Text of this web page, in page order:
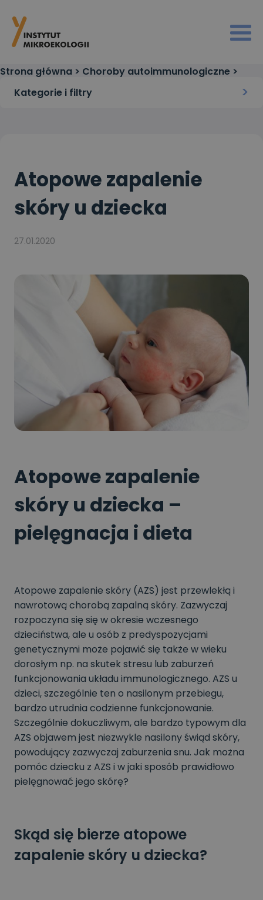
Strona główna > Choroby autoimmunologiczne >
Atopowe zapalenie skóry u dziecka
Kategorie i filtry
Atopowe zapalenie
skóry u dziecka
27.01.2020
Atopowe zapalenie
skóry u dziecka –
pielęgnacja i dieta
Atopowe zapalenie skóry (AZS) jest przewlekłą i
nawrotową chorobą zapalną skóry. Zazwyczaj
rozpoczyna się się w okresie wczesnego
dzieciństwa, ale u osób z predyspozycjami
genetycznymi może pojawić się także w wieku
dorosłym np. na skutek stresu lub zaburzeń
funkcjonowania układu immunologicznego. AZS u
dzieci, szczególnie ten o nasilonym przebiegu,
bardzo utrudnia codzienne funkcjonowanie.
Szczególnie dokuczliwym, ale bardzo typowym dla
AZS objawem jest niezwykle nasilony świąd skóry,
powodujący zazwyczaj zaburzenia snu. Jak można
pomóc dziecku z AZS i w jaki sposób prawidłowo
pielęgnować jego skórę?
Skąd się bierze atopowe
zapalenie skóry u dziecka?